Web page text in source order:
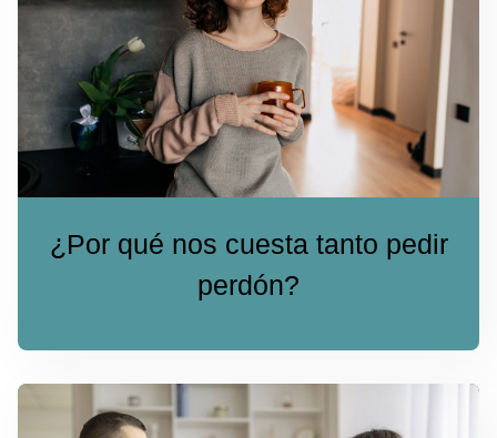
¿Por qué nos cuesta tanto pedir
perdón?